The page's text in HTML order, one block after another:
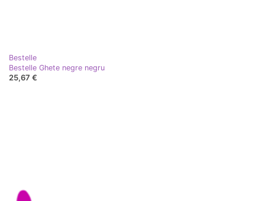
Bestelle
Bestelle Ghete negre negru
25,67 €